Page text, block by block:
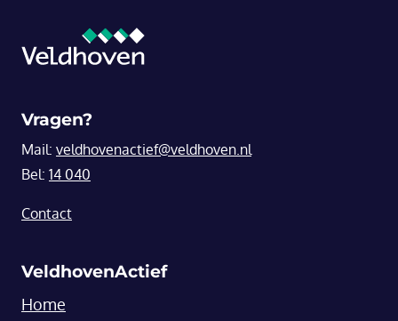
Vragen?
Mail: veldhovenactief@veldhoven.nl
Bel: 14 040
Contact
VeldhovenActief
Home